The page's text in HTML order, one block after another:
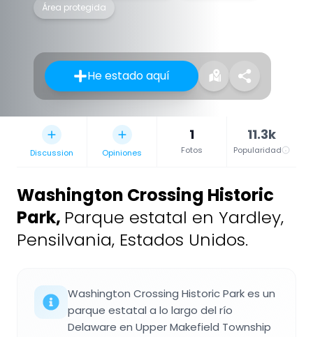
Área protegida
He estado aquí
Discussion Opiniones
1
Fotos
11.3k
Popularidad
Washington Crossing Historic
Park, Parque estatal en Yardley,
Pensilvania, Estados Unidos.
Washington Crossing Historic Park es un
parque estatal a lo largo del río
Delaware en Upper Makefield Township